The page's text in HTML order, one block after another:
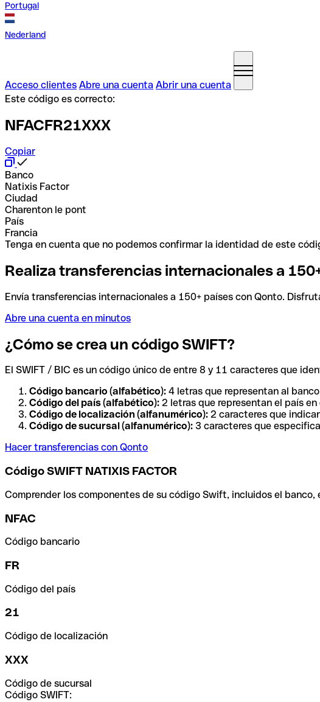
Portugal
Nederland
Acceso clientes Abre una cuenta Abrir una cuenta
Este código es correcto:
NFACFR21XXX
Copiar
Banco
Natixis Factor
Ciudad
Charenton le pont
País
Francia
Tenga en cuenta que no podemos confirmar la identidad de este
Realiza transferencias internacionales a
Envía transferencias internacionales a 150+ países con Qonto.
Abre una cuenta en minutos
¿Cómo se crea un código SWIFT?
El SWIFT / BIC es un código único de entre 8 y 11 caracteres que
Código bancario (alfabético): 4 letras que representan al
Código del país (alfabético): 2 letras que representan el país
Código de localización (alfanumérico): 2 caracteres que
Código de sucursal (alfanumérico): 3 caracteres que
Hacer transferencias con Qonto
Código SWIFT NATIXIS FACTOR
Comprender los componentes de su código Swift, incluidos el
NFAC
Código bancario
FR
Código del país
21
Código de localización
XXX
Código de sucursal
Código SWIFT: